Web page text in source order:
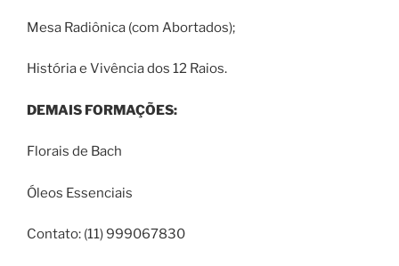
Mesa Radiônica (com Abortados);
História e Vivência dos 12 Raios.
DEMAIS FORMAÇÕES:
Florais de Bach
Óleos Essenciais
Contato: (11) 999067830